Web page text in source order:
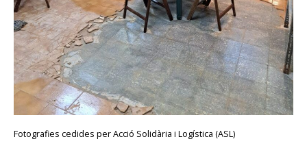
Fotografies cedides per Acció Solidària i Logística (ASL)